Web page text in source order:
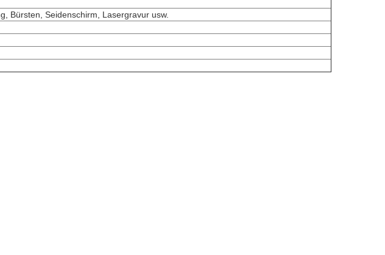
Bürsten, Seidenschirm, Lasergravur usw.